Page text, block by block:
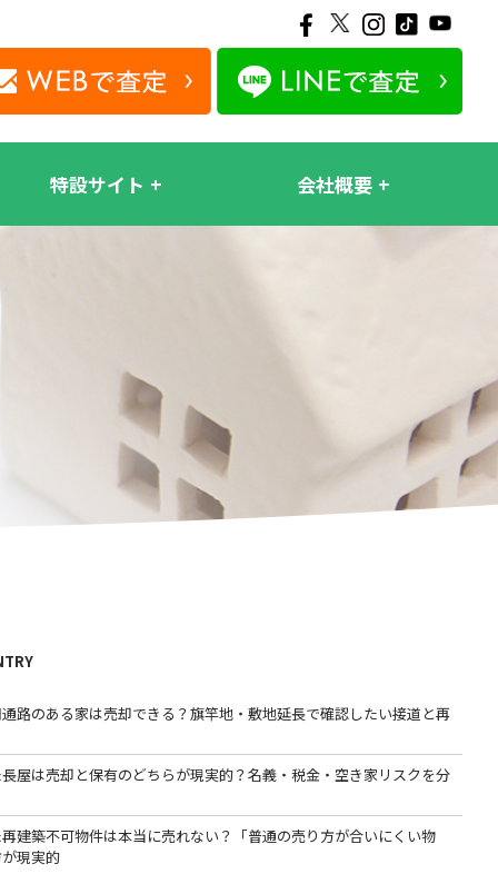
特設サイト 会社概要
通路のある家は売却できる？旗竿地・敷地延長で確認したい接道と再
屋は売却と保有のどちらが現実的？名義・税金・空き家リスクを分
建築不可物件は本当に売れない？「普通の売り方が合いにくい物
現実的